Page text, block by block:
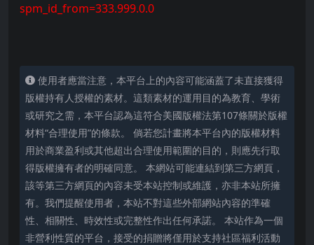
spm_id_from=333.999.0.0
使用者應當注意，本平台上的內容可能涵蓋了未直接獲得
版權持有人授權的素材。這類素材的運用目的為教育、學術
或研究之需，本平台認為這符合美國版權法第107條關於版權
材料“合理使用”的條款。 倘若您計畫將本平台內的版權材料
用於商業盈利或其他超出合理使用範圍的目的，則應先行取
得版權擁有者的明確同意。 本網站可能連結到第三方網頁，
該等第三方網頁的內容未受本站控制或維護，亦非本站所擁
有。我們提醒使用者，本站不對這些外部網站內容的準確
性、相關性、時效性或完整性作出任何承諾。 本站作為一個
非營利性質的平台，接受的捐贈將僅用於支持社區福利活動